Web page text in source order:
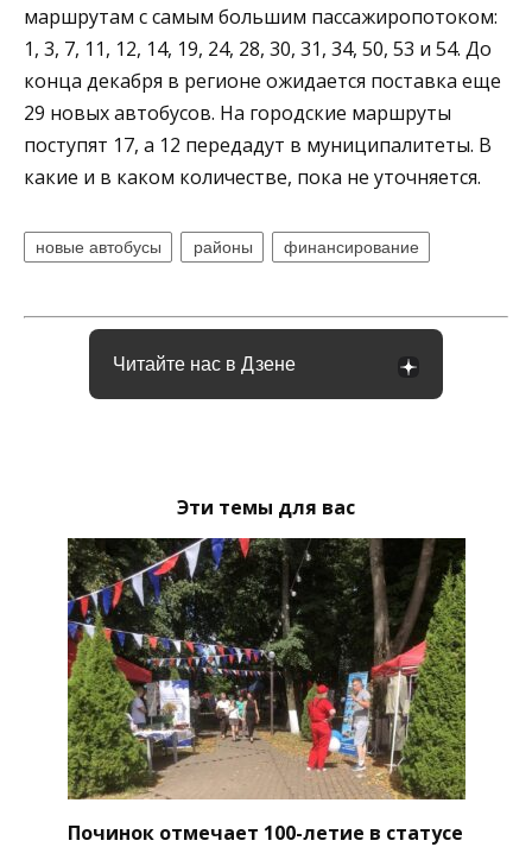
маршрутам с самым большим пассажиропотоком:
1, 3, 7, 11, 12, 14, 19, 24, 28, 30, 31, 34, 50, 53 и 54. До
конца декабря в регионе ожидается поставка еще
29 новых автобусов. На городские маршруты
поступят 17, а 12 передадут в муниципалитеты. В
какие и в каком количестве, пока не уточняется.
новые автобусы районы финансирование
Читайте нас в Дзене
Эти темы для вас
Починок отмечает 100-летие в статусе